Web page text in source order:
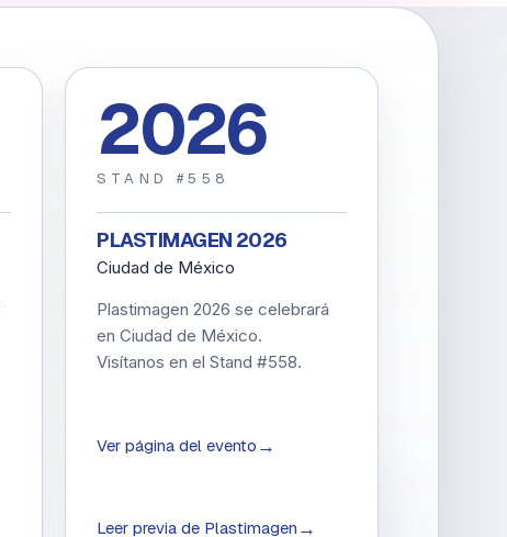
2026
STAND #558
PLASTIMAGEN 2026
Ciudad de México
Plastimagen 2026 se celebrará
en Ciudad de México.
Visítanos en el Stand #558.
Ver página del evento →
Leer previa de Plastimagen →